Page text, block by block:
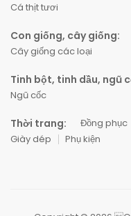
Cá thịt tươi
Con giống, cây giống:
Cây giống các loại
Tinh bột, tinh dầu, ngũ
Ngũ cốc
Thời trang: Đồng phục
Giày dép
Phụ kiện